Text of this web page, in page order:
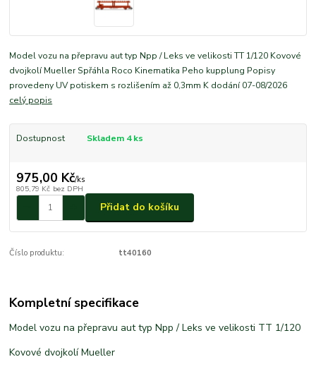
Model vozu na přepravu aut typ Npp / Leks ve velikosti TT 1/120 Kovové
dvojkolí Mueller Spřáhla Roco Kinematika Peho kupplung Popisy
provedeny UV potiskem s rozlišením až 0,3mm K dodání 07-08/2026
celý popis
Dostupnost Skladem 4 ks
975,00 Kč/ks
805,79 Kč bez DPH
Přidat do košíku
Číslo produktu: tt40160
Kompletní specifikace
Model vozu na přepravu aut typ Npp / Leks ve velikosti TT 1/120
Kovové dvojkolí Mueller